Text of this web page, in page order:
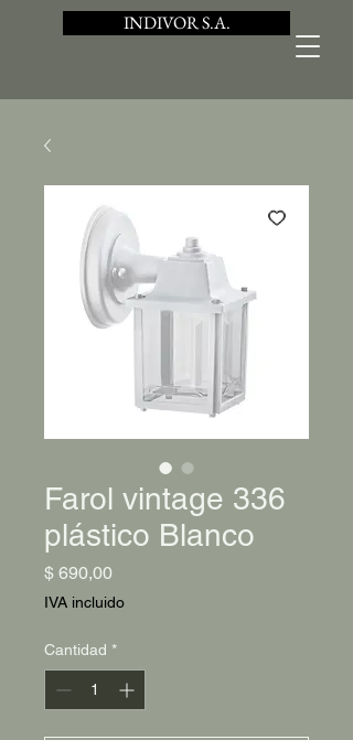
INDIVOR S.A.
Farol vintage 336
plástico Blanco
$ 690,00Precio
IVA incluido
Cantidad *